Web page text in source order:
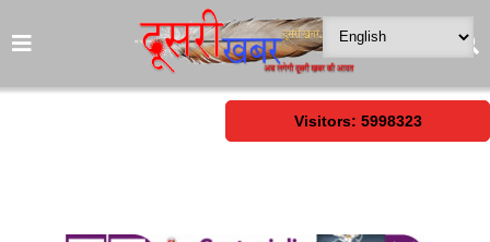
Visitors: 5998323